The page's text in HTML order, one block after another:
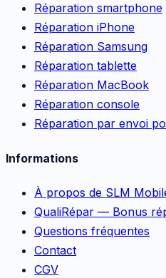
Réparation smartphone
Réparation iPhone
Réparation Samsung
Réparation tablette
Réparation MacBook
Réparation console
Réparation par envoi
Informations
À propos de SLM
QualiRépar — Bonus
Questions fréquentes
Contact
CGV